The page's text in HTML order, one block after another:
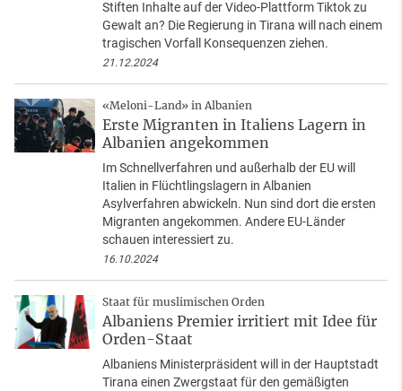
Stiften Inhalte auf der Video-Plattform Tiktok zu
Gewalt an? Die Regierung in Tirana will nach einem
tragischen Vorfall Konsequenzen ziehen.
21.12.2024
«Meloni-Land» in Albanien
Erste Migranten in Italiens Lagern in
Albanien angekommen
Im Schnellverfahren und außerhalb der EU will
Italien in Flüchtlingslagern in Albanien
Asylverfahren abwickeln. Nun sind dort die ersten
Migranten angekommen. Andere EU-Länder
schauen interessiert zu.
16.10.2024
Staat für muslimischen Orden
Albaniens Premier irritiert mit Idee für
Orden-Staat
Albaniens Ministerpräsident will in der Hauptstadt
Tirana einen Zwergstaat für den gemäßigten